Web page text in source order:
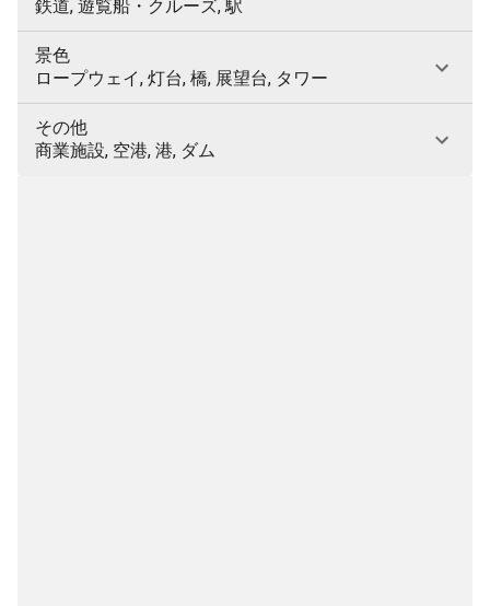
鉄道, 遊覧船・クルーズ, 駅
景色
ロープウェイ, 灯台, 橋, 展望台, タワー
その他
商業施設, 空港, 港, ダム